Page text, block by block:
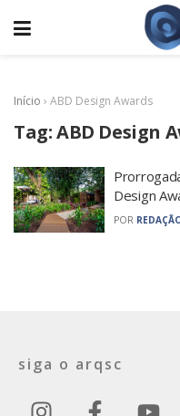
Início › ABD Design Awards
Tag:ABD Design
Design
POR
siga o arqsc